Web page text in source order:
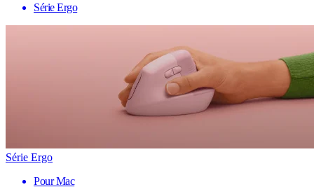
Série Ergo
Série Ergo
Pour Mac